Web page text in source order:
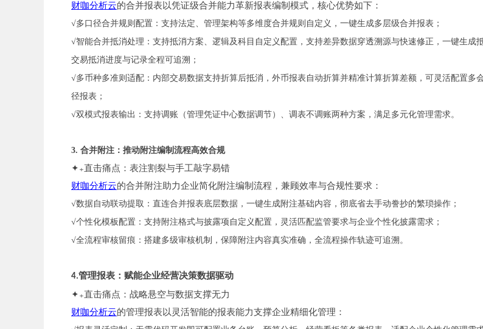
财咖分析云的合并报表以凭证级合并能力革新报表编制模式，核心优势如下：
√多口径合并规则配置：支持法定、管理架构等多维度合并规则自定义，一键生成多层级合并报表；
√智能合并抵消处理：支持抵消方案、逻辑及科目自定义配置，支持差异数据穿透溯源与快速修正，一键生成
交易抵消进度与记录全程可追溯；
√多币种多准则适配：内部交易数据支持折算后抵消，外币报表自动折算并精准计算折算差额，可灵活配置多
径报表；
√双模式报表输出：支持调账（管理凭证中心数据调节）、调表不调账两种方案，满足多元化管理需求。
3. 合并附注：推动附注编制流程高效合规
✦₊直击痛点：表注割裂与手工敲字易错
财咖分析云的合并附注助力企业简化附注编制流程，兼顾效率与合规性要求：
√数据自动联动提取：直连合并报表底层数据，一键生成附注基础内容，彻底省去手动誊抄的繁琐操作；
√个性化模板配置：支持附注格式与披露项自定义配置，灵活匹配监管要求与企业个性化披露需求；
√全流程审核留痕：搭建多级审核机制，保障附注内容真实准确，全流程操作轨迹可追溯。
4.管理报表：赋能企业经营决策数据驱动
✦₊直击痛点：战略悬空与数据支撑无力
财咖分析云的管理报表以灵活智能的报表能力支撑企业精细化管理：